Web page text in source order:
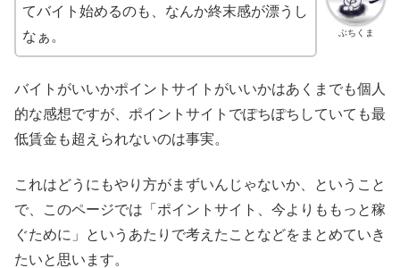
ぶちくま
てバイト始めるのも、なんか終末感が漂うし
なぁ。
バイトがいいかポイントサイトがいいかはあくまでも個人
的な感想ですが、ポイントサイトでぽちぽちしていても最
低賃金も超えられないのは事実。
これはどうにもやり方がまずいんじゃないか、ということ
で、このページでは「ポイントサイト、今よりももっと稼
ぐために」というあたりで考えたことなどをまとめていき
たいと思います。